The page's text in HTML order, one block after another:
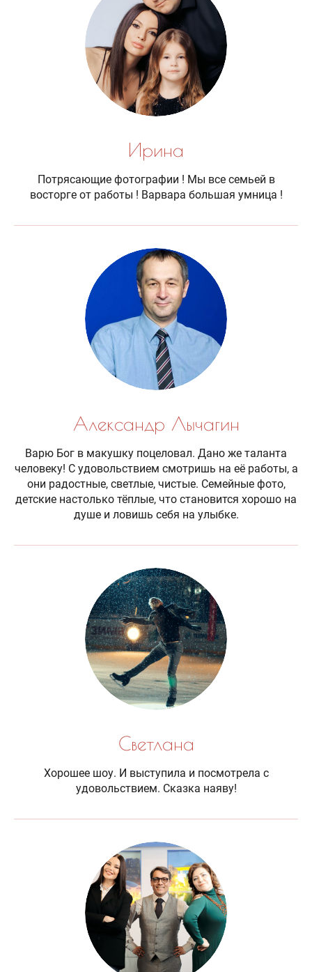
Ирина
Потрясающие фотографии ! Мы все семьей в
восторге от работы ! Варвара большая умница !
Александр Лычагин
Варю Бог в макушку поцеловал. Дано же таланта
человеку! С удовольствием смотришь на её работы, а
они радостные, светлые, чистые. Семейные фото,
детские настолько тёплые, что становится хорошо на
душе и ловишь себя на улыбке.
Светлана
Хорошее шоу. И выступила и посмотрела с
удовольствием. Сказка наяву!